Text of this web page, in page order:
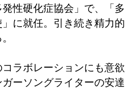
性硬化症協会」で、「多
に就任。引き続き精力的
ラボレーションにも意欲
ーソングライターの安達